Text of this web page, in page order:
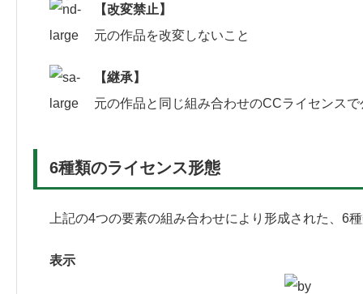
【改変禁止】
元の作品を改変しないこと
【継承】
元の作品と同じ組み合わせのCCライセンス
6種類のライセンス形態
上記の4つの要素の組み合わせにより形成された、6
表示